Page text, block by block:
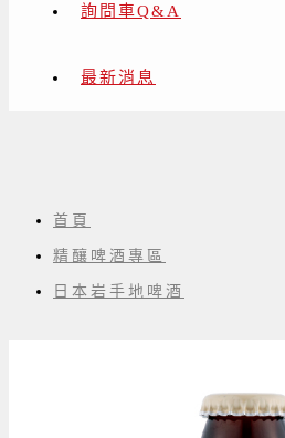
詢問車Q&A
最新消息
首頁
精釀啤酒專區
日本岩手地啤酒